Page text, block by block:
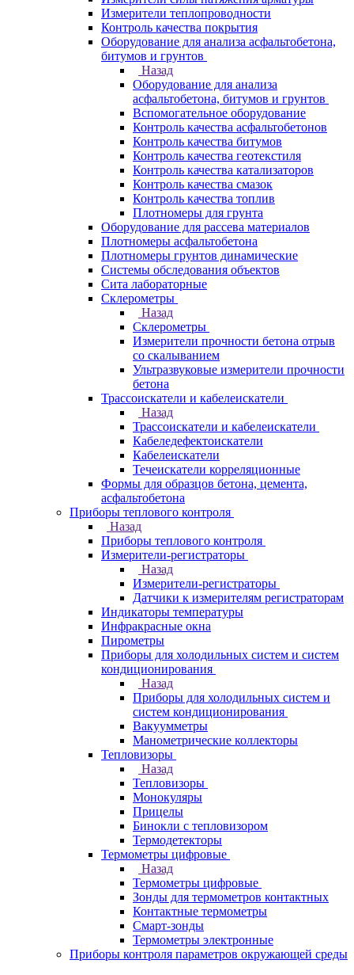
Измерители теплопроводности
Контроль качества покрытия
Оборудование для анализа асфальтобетона,
битумов и грунтов
Назад
Оборудование для анализа
асфальтобетона, битумов и грунтов
Вспомогательное оборудование
Контроль качества асфальтобетонов
Контроль качества битумов
Контроль качества геотекстиля
Контроль качества катализаторов
Контроль качества смазок
Контроль качества топлив
Плотномеры для грунта
Оборудование для рассева материалов
Плотномеры асфальтобетона
Плотномеры грунтов динамические
Системы обследования объектов
Сита лабораторные
Склерометры
Назад
Склерометры
Измерители прочности бетона отрыв
со скалыванием
Ультразвуковые измерители прочности
бетона
Трассоискатели и кабелеискатели
Назад
Трассоискатели и кабелеискатели
Кабеледефектоискатели
Кабелеискатели
Течеискатели корреляционные
Формы для образцов бетона, цемента,
асфальтобетона
Приборы теплового контроля
Назад
Приборы теплового контроля
Измерители-регистраторы
Назад
Измерители-регистраторы
Датчики к измерителям регистраторам
Индикаторы температуры
Инфракрасные окна
Пирометры
Приборы для холодильных систем и систем
кондиционирования
Назад
Приборы для холодильных систем и
систем кондиционирования
Вакуумметры
Манометрические коллекторы
Тепловизоры
Назад
Тепловизоры
Монокуляры
Прицелы
Бинокли с тепловизором
Термодетекторы
Термометры цифровые
Назад
Термометры цифровые
Зонды для термометров контактных
Контактные термометры
Смарт-зонды
Термометры электронные
Приборы контроля параметров окружающей среды